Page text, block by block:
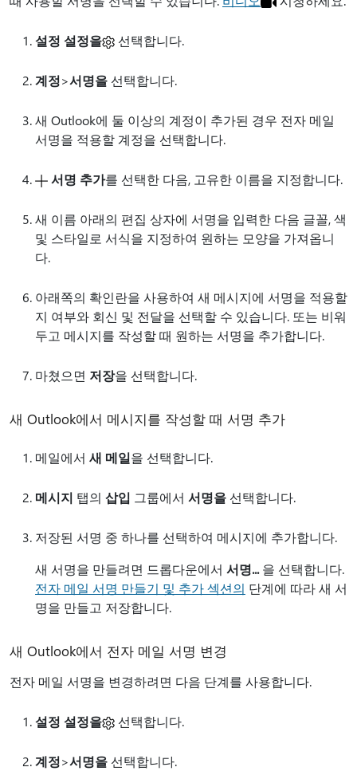
설정 설정을 선택합니다.
계정>서명을 선택합니다.
새 Outlook에 둘 이상의 계정이 추가된 경우 전자 메일
서명을 적용할 계정을 선택합니다.
서명 추가를 선택한 다음, 고유한 이름을 지정합니다.
새 이름 아래의 편집 상자에 서명을 입력한 다음 글꼴, 색
및 스타일로 서식을 지정하여 원하는 모양을 가져옵니
다.
아래쪽의 확인란을 사용하여 새 메시지에 서명을 적용할
지 여부와 회신 및 전달을 선택할 수 있습니다. 또는 비워
두고 메시지를 작성할 때 원하는 서명을 추가합니다.
마쳤으면 저장을 선택합니다.
새 Outlook에서 메시지를 작성할 때 서명 추가
메일에서 새 메일을 선택합니다.
메시지 탭의 삽입 그룹에서 서명을 선택합니다.
저장된 서명 중 하나를 선택하여 메시지에 추가합니다.
새 서명을 만들려면 드롭다운에서 서명...을 선택합니다.
전자 메일 서명 만들기 및 추가 섹션의 단계에 따라 새 서
명을 만들고 저장합니다.
새 Outlook에서 전자 메일 서명 변경
전자 메일 서명을 변경하려면 다음 단계를 사용합니다.
설정 설정을 선택합니다.
계정>서명을 선택합니다.